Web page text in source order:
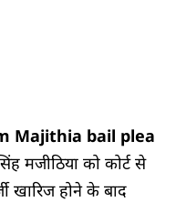
Majithia bail plea
मजीठिया को कोर्ट से
खारिज होने के बाद